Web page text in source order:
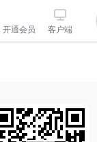
开通会员 客户端